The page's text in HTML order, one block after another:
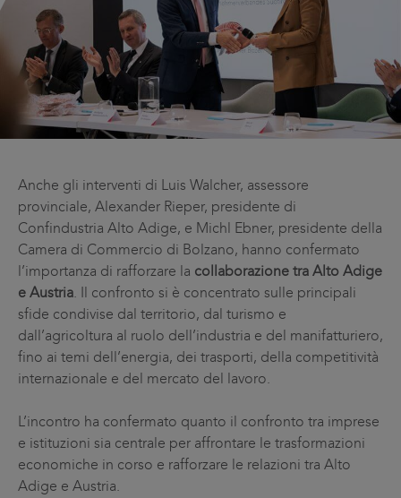
Anche gli interventi di Luis Walcher, assessore
provinciale, Alexander Rieper, presidente di
Confindustria Alto Adige, e Michl Ebner, presidente della
Camera di Commercio di Bolzano, hanno confermato
l’importanza di rafforzare la collaborazione tra Alto Adige
e Austria. Il confronto si è concentrato sulle principali
sfide condivise dal territorio, dal turismo e
dall’agricoltura al ruolo dell’industria e del manifatturiero,
fino ai temi dell’energia, dei trasporti, della competitività
internazionale e del mercato del lavoro.
L’incontro ha confermato quanto il confronto tra imprese
e istituzioni sia centrale per affrontare le trasformazioni
economiche in corso e rafforzare le relazioni tra Alto
Adige e Austria.